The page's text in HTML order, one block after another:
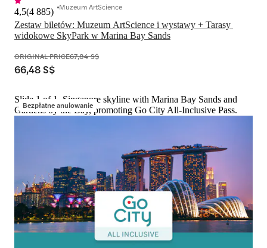
Zestaw biletów: Muzeum ArtScience i wystawy + Tarasy
widokowe SkyPark w Marina Bay Sands
4,5(4 885) Muzeum ArtScience
ORIGINAL PRICE67,84 S$
66,48 S$
Bezpłatne anulowanie
Slide 1 of 1, Singapore skyline with Marina Bay Sands and
Gardens by the Bay, promoting Go City All-Inclusive Pass.